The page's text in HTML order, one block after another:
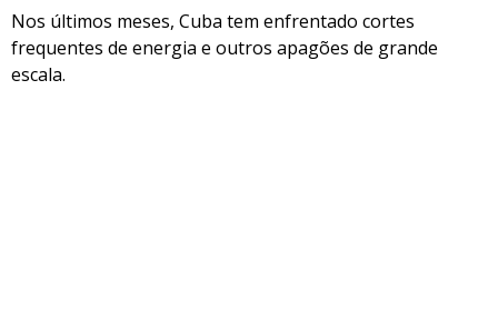
Nos últimos meses, Cuba tem enfrentado cortes
frequentes de energia e outros apagões de grande
escala.